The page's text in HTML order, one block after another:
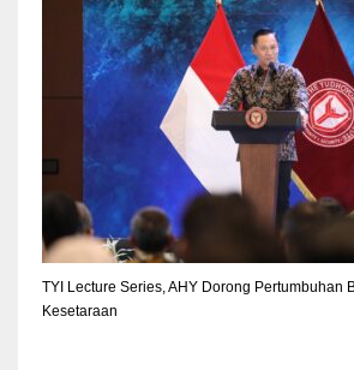
TYI Lecture Series, AHY Dorong Pertumbuhan
Kesetaraan